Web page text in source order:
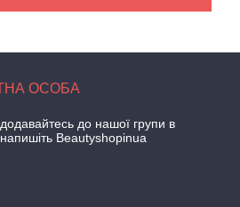
до нашої групи в
Beautyshopinua